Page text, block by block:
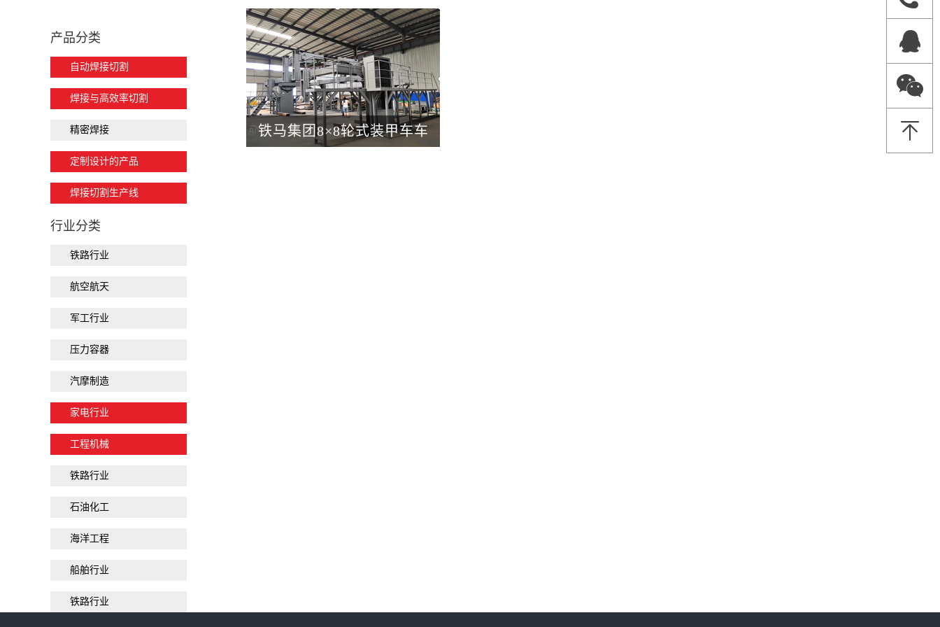
产品分类
自动焊接切割
焊接与高效率切割
精密焊接
定制设计的产品
焊接切割生产线
行业分类
铁路行业
航空航天
军工行业
压力容器
汽摩制造
家电行业
工程机械
铁路行业
石油化工
海洋工程
船舶行业
铁路行业
铁马集团8×8轮式装甲车车